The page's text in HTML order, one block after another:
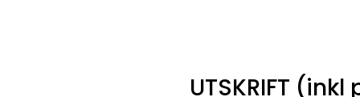
UTSKRIFT